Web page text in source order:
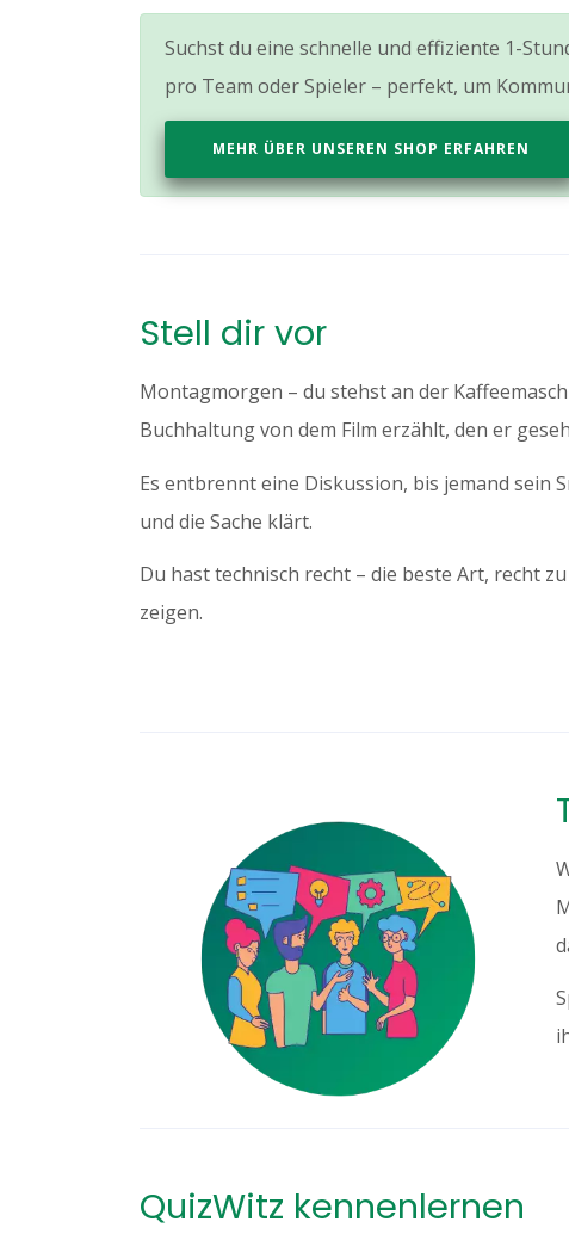
Suchst du eine schnelle und effiziente 1-
pro Team oder Spieler – perfekt, um
MEHR ÜBER UNSEREN SHOP ERFAHREN
Stell dir vor
Montagmorgen – du stehst an der
Buchhaltung von dem Film erzählt, den er
Es entbrennt eine Diskussion, bis jemand sein
und die Sache klärt.
Du hast technisch recht – die beste Art, recht
zeigen.
QuizWitz kennenlernen